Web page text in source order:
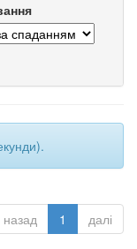
назад 1 далі